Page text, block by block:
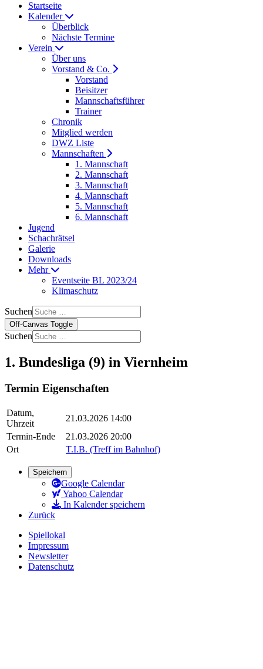
Startseite
Kalender
Überblick
Nächste Termine
Verein
Über uns
Vorstand & Co.
Vorstand
Beisitzer
Mannschaftsführer
Trainer
Chronik
Mitglied werden
DWZ Liste
Mannschaften
1. Mannschaft
2. Mannschaft
3. Mannschaft
4. Mannschaft
5. Mannschaft
6. Mannschaft
Jugend
Schachrätsel
Galerie
Downloads
Mehr
Eventseite BL 2023/24
Klimaschutz
Suchen
Off-Canvas Toggle
Suchen
1. Bundesliga (9) in Viernheim
Termin Eigenschaften
Datum,
Uhrzeit
21.03.2026 14:00
Termin-Ende
21.03.2026 20:00
Ort
T.I.B. (Treff im Bahnhof)
Speichern
Google Calendar
Yahoo Calendar
In Kalender speichern
Zurück
Spiellokal
Impressum
Newsletter
Datenschutz